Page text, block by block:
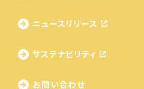
ニュースリリース
サステナビリティ
お問い合わせ